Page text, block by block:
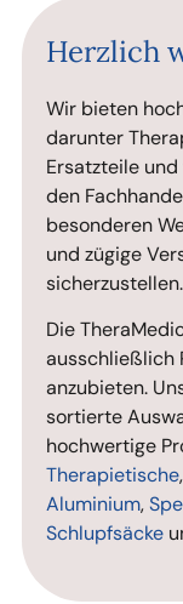
Herzlich
Wir bieten
darunter
Ersatzteile
den
besonderen
und zügige
sicherzustellen.
Die
ausschließlich
anzubieten.
sortierte
hochwertige
Therapietische,
Aluminium,
Schlupfsäcke